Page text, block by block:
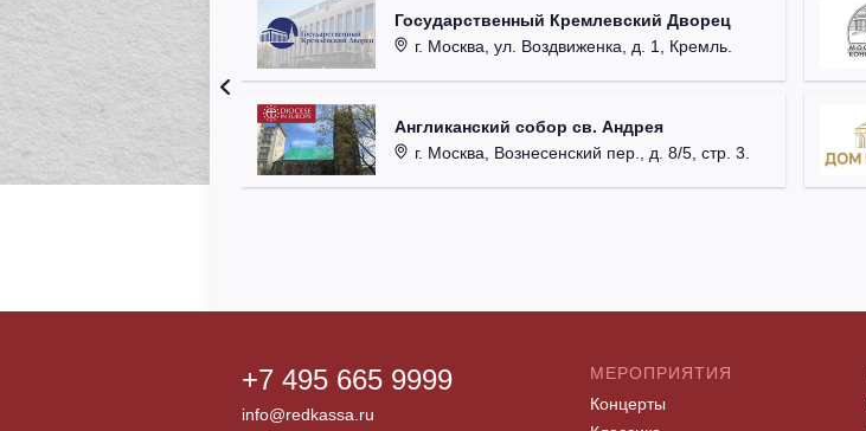
Государственный Кремлевский Дворец
г. Москва, ул. Воздвиженка, д. 1, Кремль.
Англиканский собор св. Андрея
г. Москва, Вознесенский пер., д. 8/5, стр. 3.
+7 495 665 9999
info@redkassa.ru
МЕРОПРИЯТИЯ
Концерты